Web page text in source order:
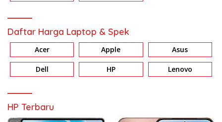
Daftar Harga Laptop & Spek
Acer Apple Asus
Dell HP Lenovo
HP Terbaru